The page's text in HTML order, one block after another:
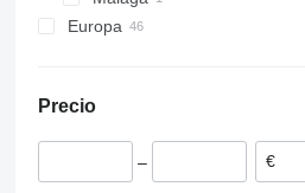
Europa
Italia
Polonia
Precio
–